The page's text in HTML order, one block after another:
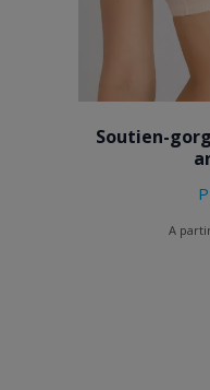
Soutien-
A